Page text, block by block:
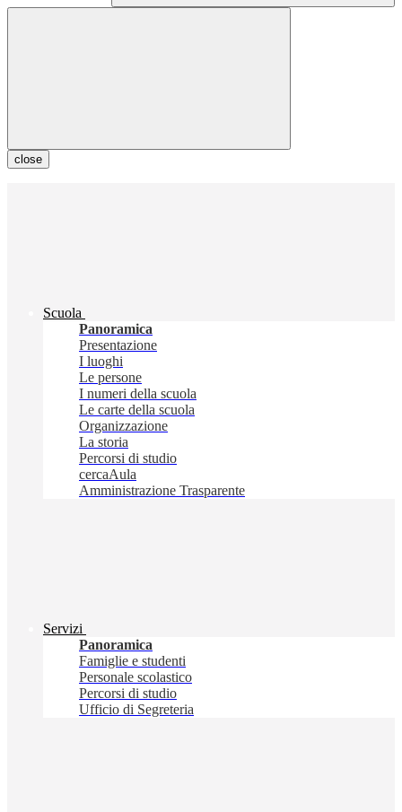
close
Scuola
Panoramica
Presentazione
I luoghi
Le persone
I numeri della scuola
Le carte della scuola
Organizzazione
La storia
Percorsi di studio
cercaAula
Amministrazione Trasparente
Servizi
Panoramica
Famiglie e studenti
Personale scolastico
Percorsi di studio
Ufficio di Segreteria